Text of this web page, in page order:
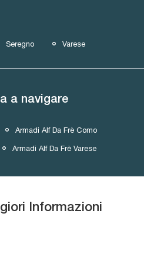
Seregno Varese
a navigare
Armadi Alf Da Frè Como
Armadi Alf Da Frè Varese
Informazioni